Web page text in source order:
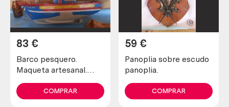
Barco pesquero.
Maqueta artesanal.
83 €
COMPRAR
Panoplia sobre escudo
panoplia.
59 €
COMPRAR